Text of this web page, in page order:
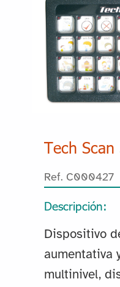
Tech
Ref. C000427
Descripción:
Dispositivo
aumentativa
multinivel,